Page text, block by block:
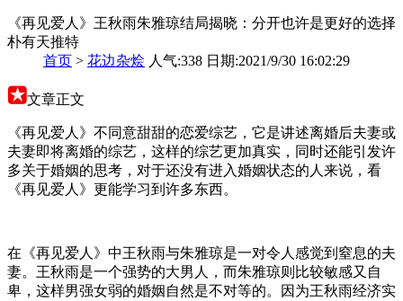
《再见爱人》王秋雨朱雅琼结局揭晓：分开也许是更好的选择
朴有天推特
首页 > 花边杂烩 人气:338 日期:2021/9/30 16:02:29
文章正文
《再见爱人》不同意甜甜的恋爱综艺，它是讲述离婚后夫妻或
夫妻即将离婚的综艺，这样的综艺更加真实，同时还能引发许
多关于婚姻的思考，对于还没有进入婚姻状态的人来说，看
《再见爱人》更能学习到许多东西。
在《再见爱人》中王秋雨与朱雅琼是一对令人感觉到窒息的夫
妻。王秋雨是一个强势的大男人，而朱雅琼则比较敏感又自
卑，这样男强女弱的婚姻自然是不对等的。因为王秋雨经济实